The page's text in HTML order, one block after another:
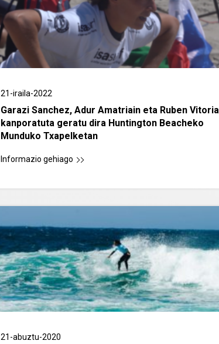
21-iraila-2022
Garazi Sanchez, Adur Amatriain eta Ruben Vitoria
kanporatuta geratu dira Huntington Beacheko
Munduko Txapelketan
Informazio gehiago
21-abuztu-2020